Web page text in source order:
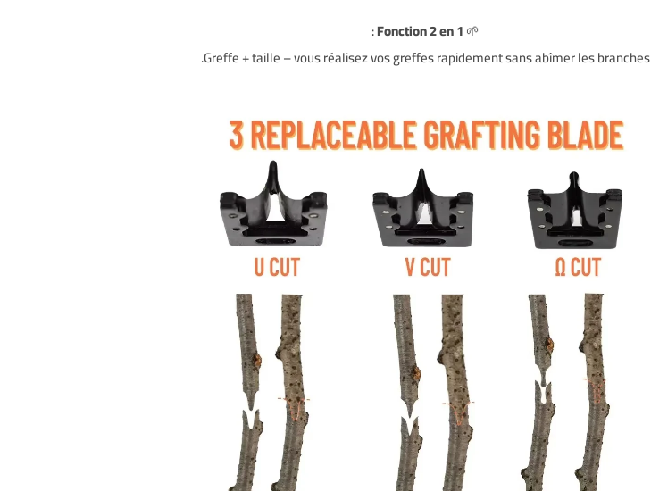
🌱
Fonction 2 en 1
:
Greffe + taille – vous réalisez vos greffes rapidement sans abîmer les branches.